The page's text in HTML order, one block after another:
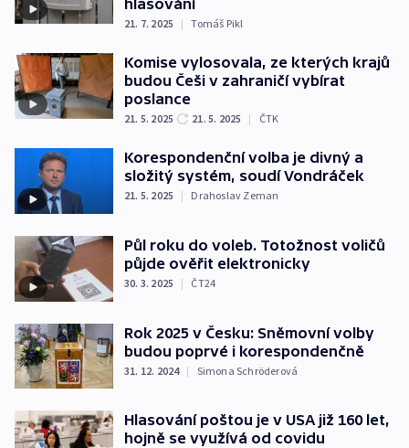
hlasování
21. 7. 2025 | Tomáš Pikl
Komise vylosovala, ze kterých krajů
budou Češi v zahraničí vybírat
poslance
21. 5. 2025 21. 5. 2025 | ČTK
Korespondenční volba je divný a
složitý systém, soudí Vondráček
21. 5. 2025 | Drahoslav Zeman
Půl roku do voleb. Totožnost voličů
půjde ověřit elektronicky
30. 3. 2025 | ČT24
Rok 2025 v Česku: Sněmovní volby
budou poprvé i korespondenčně
31. 12. 2024 | Simona Schröderová
Hlasování poštou je v USA již 160 let,
hojně se využívá od covidu